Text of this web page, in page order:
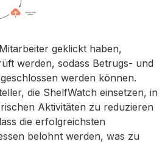
geklickt haben,
werden, sodass Betrugs- und
werden können.
die ShelfWatch einsetzen, in
Aktivitäten zu reduzieren
die erfolgreichsten
belohnt werden, was zu